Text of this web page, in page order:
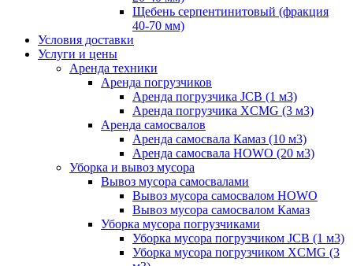
Щебень серпентинитовый (фракция
40-70 мм)
Условия доставки
Услуги и цены
Аренда техники
Аренда погрузчиков
Аренда погрузчика JCB (1 м3)
Аренда погрузчика XCMG (3 м3)
Аренда самосвалов
Аренда самосвала Камаз (10 м3)
Аренда самосвала HOWO (20 м3)
Уборка и вывоз мусора
Вывоз мусора самосвалами
Вывоз мусора самосвалом HOWO
Вывоз мусора самосвалом Камаз
Уборка мусора погрузчиками
Уборка мусора погрузчиком JCB (1 м3)
Уборка мусора погрузчиком XCMG (3